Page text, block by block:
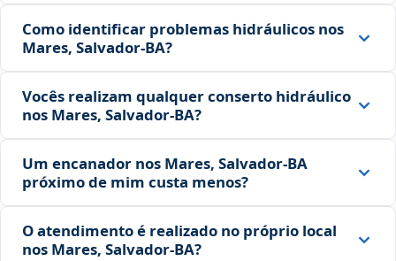
Como identificar problemas hidráulicos nos
Mares, Salvador‑BA?
Vocês realizam qualquer conserto hidráulico
nos Mares, Salvador‑BA?
Um encanador nos Mares, Salvador‑BA
próximo de mim custa menos?
O atendimento é realizado no próprio local
nos Mares, Salvador‑BA?